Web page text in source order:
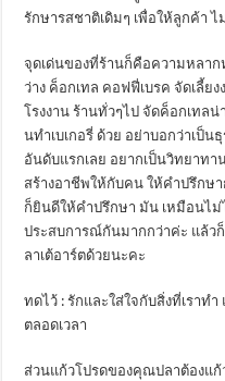
รักษารสชาติเดิมๆ เพื่อให้ลูกค้า ไ
จุดเด่นของที่ร้านก็คือความหลาก
ว่าง ค็อกเทล คอฟฟี่เบรค จัดเลี้ย
โรงงาน ร้านทั่วๆไป จัดค็อกเทลน่
นทำเบเกอรี่ ด้วย อย่าบอกว่าเป็
อันดับแรกเลย อยากเป็นวิทยาท
สร้างอาชีพให้กับคน ให้คำปรึกษ
ก็ยินดีให้คำปรึกษา มัน เหมือนไม่
ประสบการณ์กันมากกว่าค่ะ แล้ว
ลาเต้อาร์ตด้วยนะคะ
ทดไว้ : รักและใส่ใจกับสิ่งที่เราท
ตลอดเวลา
ส่วนแก้วโปรดของคุณปลาต้องแก้